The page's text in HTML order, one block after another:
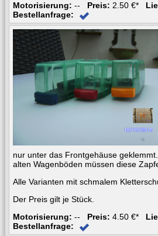
Motorisierung: -- Preis: 2.50 €*
Bestellanfrage:
nur unter das Frontgehäuse
alten Wagenböden müssen diese
Alle Varianten mit schmalem
Der Preis gilt je Stück.
Motorisierung: -- Preis: 4.50 €*
Bestellanfrage: